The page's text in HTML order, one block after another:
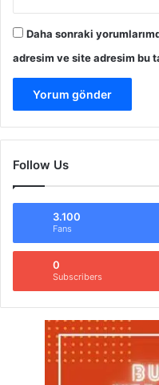
Daha sonraki
adresim ve site adresim bu
Follow Us
3.100
Fans
0
Subscribers